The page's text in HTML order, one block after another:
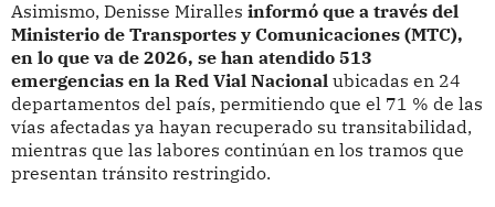
Asimismo, Denisse Miralles informó que a través del
Ministerio de Transportes y Comunicaciones (MTC),
en lo que va de 2026, se han atendido 513
emergencias en la Red Vial Nacionalubicadas en 24
departamentos del país, permitiendo que el 71 % de las
vías afectadas ya hayan recuperado su transitabilidad,
mientras que las labores continúan en los tramos que
presentan tránsito restringido.